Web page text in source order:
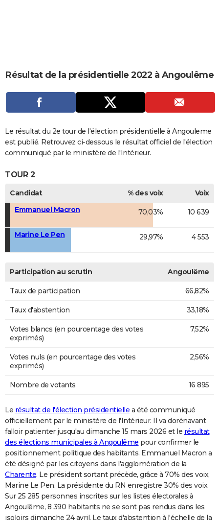
CARTE DE VOEUX
DICTIONNAIRE
Dictionnaire
Biographies
Expressions
Proverbes
PROGRAMME TV
COPAINS D'AVANT
S'inscrire
Se connecter
Lycées
Collèges
Primaires
Universités
Entreprises
Service militaire
Avis de recherche
AVIS DE DÉCÈS
FORUM
Bricolage
Culture
Television
Voyage
Résultat de la présidentielle 2022 à Angoulême
Le résultat du 2e tour de l'élection présidentielle à Angouleme
est publié. Retrouvez ci-dessous le résultat officiel de l'élection
communiqué par le ministère de l'Intérieur.
TOUR 2
Candidat % des voix
Voix
Emmanuel Macron
70,03% 10 639
Marine Le Pen 29,97% 4 553
Participation au scrutin Angoulême
Taux de participation 66,82%
Taux d'abstention 33,18%
Votes blancs (en pourcentage des votes
exprimés)
7,52%
Votes nuls (en pourcentage des votes
exprimés)
2,56%
Nombre de votants 16 895
Le résultat de l'élection présidentielle a été communiqué
officiellement par le ministère de l'Intérieur. Il va dorénavant
falloir patienter jusqu'au dimanche 15 mars 2026 et le résultat
des élections municipales à Angoulême pour confirmer le
positionnement politique des habitants. Emmanuel Macron a
été désigné par les citoyens dans l'agglomération de la
Charente. Le président sortant précède, grâce à 70% des voix,
Marine Le Pen. La présidente du RN enregistre 30% des voix.
Sur 25 285 personnes inscrites sur les listes électorales à
Angoulême, 8 390 habitants ne se sont pas rendus dans les
isoloirs dimanche 24 avril. Le taux d'abstention à l'échelle de la